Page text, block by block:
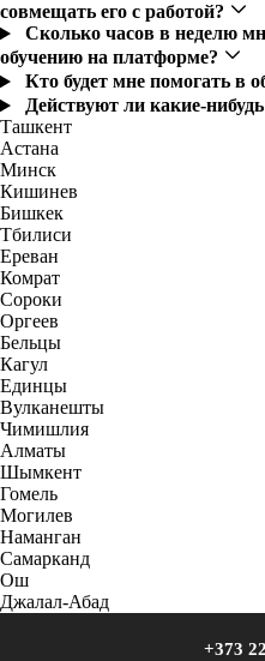
совмещать его с работой?
Сколько часов в неделю
обучению на платформе?
Кто будет мне помогать в
Действуют ли какие-
Ташкент
Астана
Минск
Кишинев
Бишкек
Тбилиси
Ереван
Комрат
Сороки
Оргеев
Бельцы
Кагул
Единцы
Вулканешты
Чимишлия
Алматы
Шымкент
Гомель
Могилев
Наманган
Самарканд
Ош
Джалал-Абад
+373